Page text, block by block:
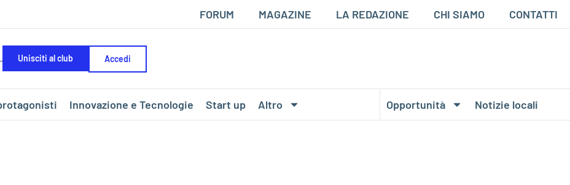
FORUM MAGAZINE LA REDAZIONE CHI SIAMO CONTATTI
Unisciti al club Accedi
Innovazione e Tecnologie Start up Altro Opportunità Notizie locali